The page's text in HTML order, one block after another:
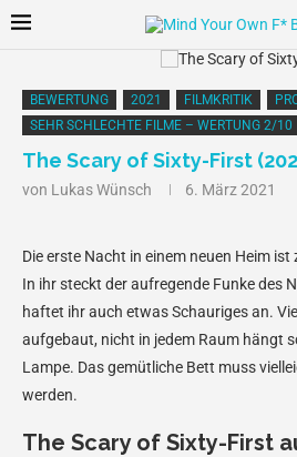
BEWERTUNG 2021 FILMKRITIK
SEHR SCHLECHTE FILME – WERTUNG 2/10
The Scary of Sixty-First
von Lukas Wünsch 6. März 2021
Die erste Nacht in einem neuen Heim
In ihr steckt der aufregende Funke des
haftet ihr auch etwas Schauriges an.
aufgebaut, nicht in jedem Raum hängt
Lampe. Das gemütliche Bett muss
werden.
The Scary of Sixty-First